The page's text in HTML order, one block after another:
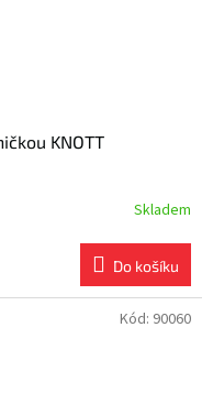
KNOTT
Skladem
Do košíku
Kód: 90060